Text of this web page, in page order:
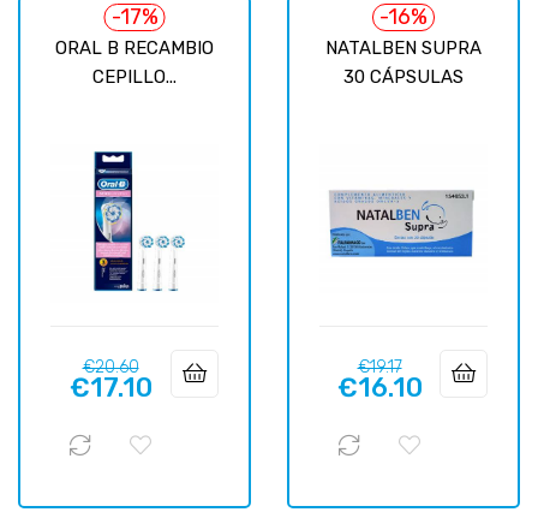
ORAL B RECAMBIO
CEPILLO...
-17%
Regular
price
€20.60Price
€17.10
NATALBEN SUPRA
30 CÁPSULAS
-16%
Regular
price
€19.17Price
€16.10